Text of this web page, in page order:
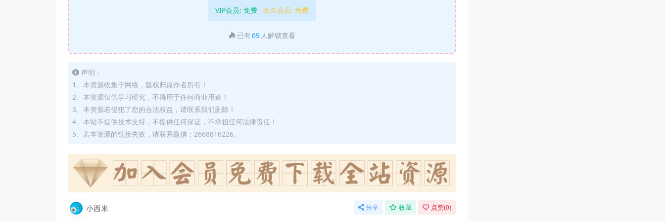
VIP会员: 免费 永久会员: 免费
已有69 人解锁查看
声明：
1、本资源收集于网络，版权归原作者所有！
2、本资源仅供学习研究，不得用于任何商业用途！
3、本资源若侵犯了您的合法权益，请联系我们删除！
4、本站不提供技术支持，不提供任何保证，不承担任何法律责任！
5、若本资源的链接失效，请联系微信：2668816226。
小西米 分享 收藏 点赞(0)